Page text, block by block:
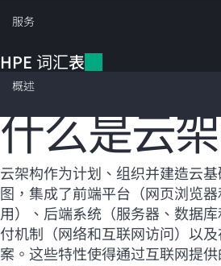
目
录服务
您的购物车目
前往 HPE 商店浏览、配
立即购买
HPE 词汇表
概述
HPE 词汇表
云架构
什么是云
云架构作为计划、组织并建造云
图，集成了前端平台（网页浏览
用）、后端系统（服务器、数据
付机制（网络和互联网访问）以
案。这些特性使得通过互联网提